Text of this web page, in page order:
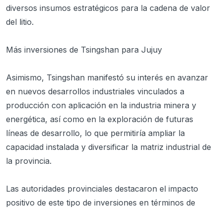
diversos insumos estratégicos para la cadena de valor
del litio.
Más inversiones de Tsingshan para Jujuy
Asimismo, Tsingshan manifestó su interés en avanzar
en nuevos desarrollos industriales vinculados a
producción con aplicación en la industria minera y
energética, así como en la exploración de futuras
líneas de desarrollo, lo que permitiría ampliar la
capacidad instalada y diversificar la matriz industrial de
la provincia.
Las autoridades provinciales destacaron el impacto
positivo de este tipo de inversiones en términos de